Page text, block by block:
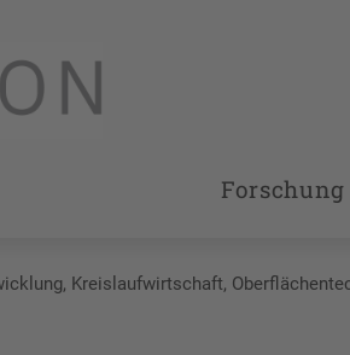
Forschung
Kreislaufwirtschaft,